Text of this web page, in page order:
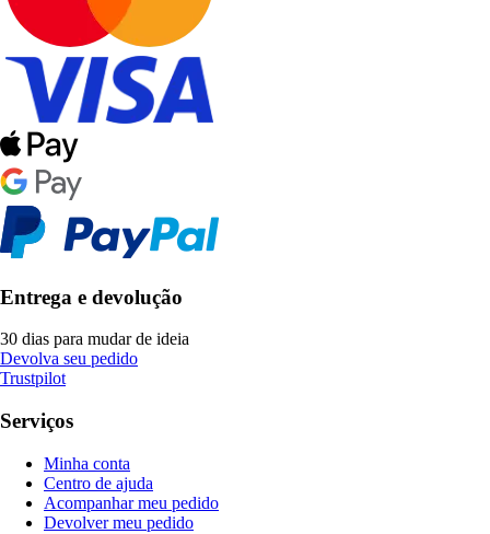
Entrega e devolução
30 dias para mudar de ideia
Devolva seu pedido
Trustpilot
Serviços
Minha conta
Centro de ajuda
Acompanhar meu pedido
Devolver meu pedido